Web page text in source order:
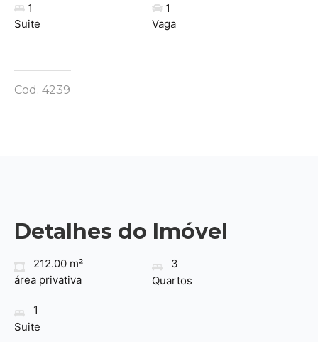
1
Suite
1
Vaga
Cod. 4239
Detalhes do Imóvel
212.00 m²
área privativa
3
Quartos
1
Suite